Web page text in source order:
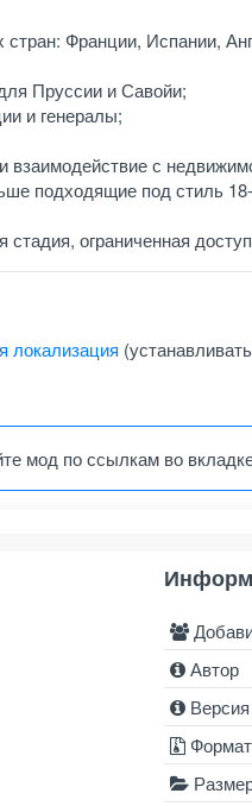
Франции, Испании,
Пруссии и Савойи;
и генералы;
взаимодействие с
подходящие под стиль 18-
стадия, ограниченная
локализация
мод по ссылкам во
Автор